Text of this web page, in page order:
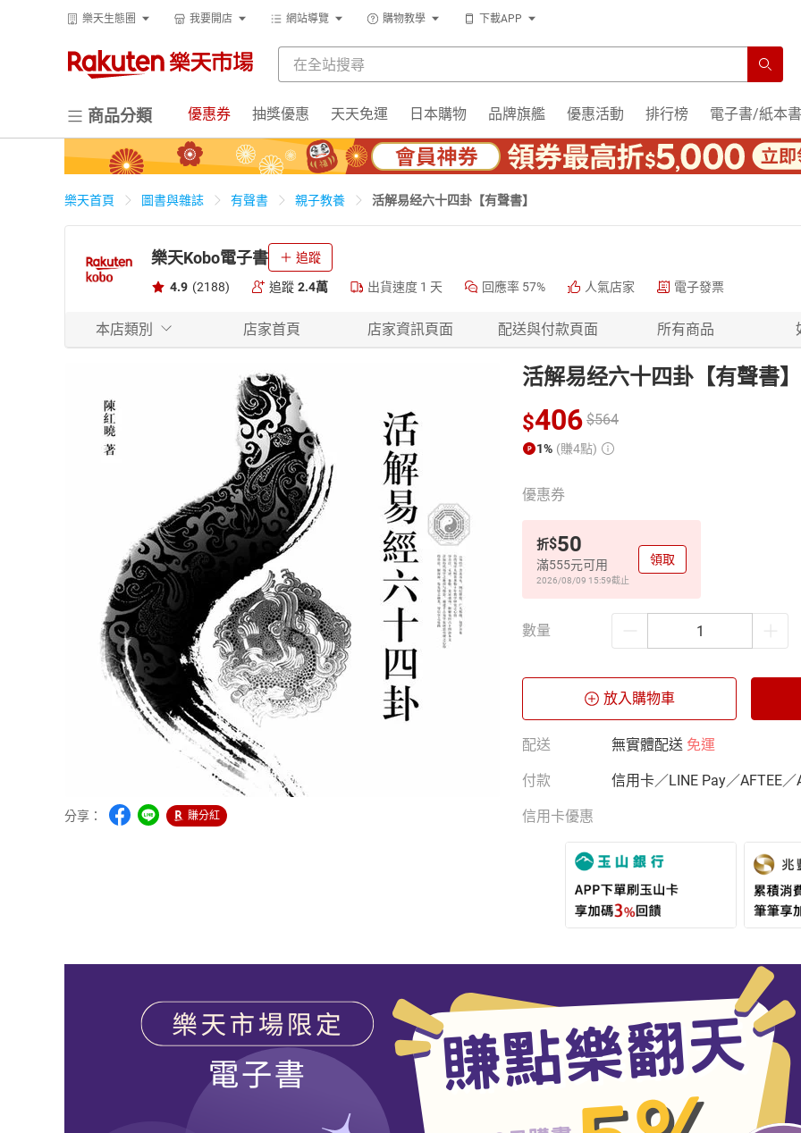
樂天生態圈 我要開店 網站導覽 購物教學 下載APP
商品分類 優惠券 抽獎優惠 天天免運 日本購物 品牌旗艦 優惠活動 排行榜 電子書/紙本書
樂天首頁 圖書與雜誌 有聲書 親子教養 活解易经六十四卦【有聲書】
樂天Kobo電子書 追蹤
4.9 (2188) 追蹤 2.4萬 出貨速度 1 天 回應率 57% 人氣店家 電子發票
本店類別 店家首頁 店家資訊頁面 配送與付款頁面 所有商品
分享： 賺分紅
活解易经六十四卦【有聲書】
$406 $564
1% (賺4點)
優惠券
折$50
滿555元可用
2026/08/09 15:59截止
領取
數量
放入購物車
配送 無實體配送 免運
付款 信用卡／LINE Pay／AFTEE／
信用卡優惠